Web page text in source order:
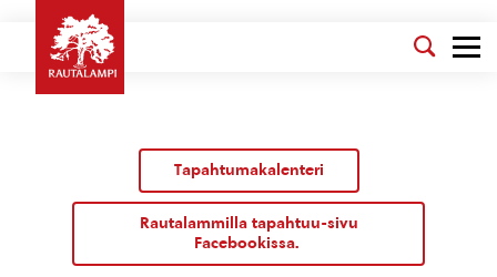
Tapahtumakalenteri
Rautalammilla tapahtuu-sivu
Facebookissa.